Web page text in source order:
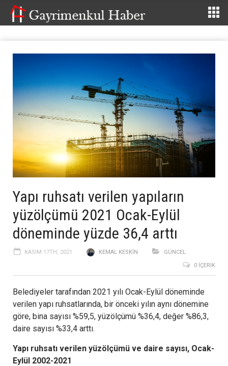
Yapı ruhsatı verilen yapıların
yüzölçümü 2021 Ocak-Eylül
döneminde yüzde 36,4 arttı
KASIM 17TH, 2021 KEMAL KESKIN
GÜNCEL
0 İÇERIK
Belediyeler tarafından 2021 yılı Ocak-Eylül döneminde
verilen yapı ruhsatlarında, bir önceki yılın aynı dönemine
göre, bina sayısı %59,5, yüzölçümü %36,4, değer %86,3,
daire sayısı %33,4 arttı.
Yapı ruhsatı verilen yüzölçümü ve daire sayısı, Ocak-
Eylül 2002-2021